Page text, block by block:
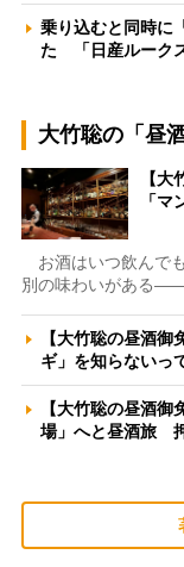
乗り込むと同時に
た 「日産ルーク
大竹聡の「昼
【
「
お酒はいつ飲んで
別の味わいがある
【大竹聡の昼酒
ギ」を知らない
【大竹聡の昼酒
場」へと昼酒旅